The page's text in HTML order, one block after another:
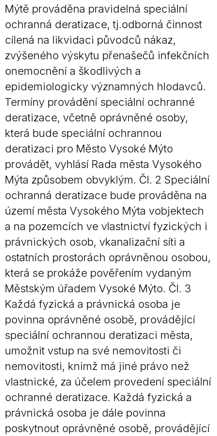
Mýtě prováděna pravidelná speciální
ochranná deratizace, tj.odborná činnost
cílená na likvidaci původců nákaz,
zvýšeného výskytu přenašečů infekčních
onemocnění a škodlivých a
epidemiologicky významných hlodavců.
Termíny provádění speciální ochranné
deratizace, včetně oprávněné osoby,
která bude speciální ochrannou
deratizaci pro Město Vysoké Mýto
provádět, vyhlásí Rada města Vysokého
Mýta způsobem obvyklým. Čl. 2 Speciální
ochranná deratizace bude prováděna na
území města Vysokého Mýta vobjektech
a na pozemcích ve vlastnictví fyzických i
právnických osob, vkanalizační síti a
ostatních prostorách oprávněnou osobou,
která se prokáže pověřením vydaným
Městským úřadem Vysoké Mýto. Čl. 3
Každá fyzická a právnická osoba je
povinna oprávněné osobě, provádějící
speciální ochrannou deratizaci města,
umožnit vstup na své nemovitosti či
nemovitosti, knimž má jiné právo než
vlastnické, za účelem provedení speciální
ochranné deratizace. Každá fyzická a
právnická osoba je dále povinna
poskytnout oprávněné osobě, provádějící